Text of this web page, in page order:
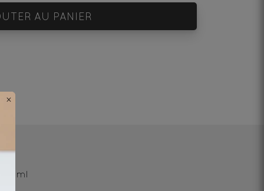
AU PANIER
×